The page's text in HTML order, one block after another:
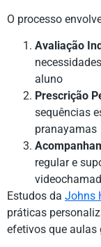
O processo
Avaliação
aluno
Prescrição
sequências
pranayamas
regular e
Estudos da Johns
práticas
efetivos que aulas